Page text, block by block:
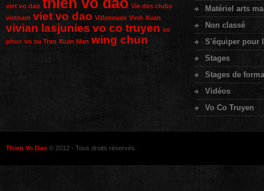
viet vo dao thien vo dao Vie des clubs
vietnam viet vo dao Villeneuve Vinh Xuan
vivian lasjunies vo co truyen vo
phuc vo su Tran Xuan Man wing chun
Matériel arts
Non classé
S'équiper pour
Stages
Stages de
Vidéos
Vo Co Truyen
Thien Vo Dao © 2012 - Tous droits réservés.